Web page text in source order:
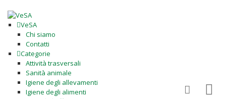
VeSA
Chi siamo
Contatti
Categorie
Attività trasversali
Sanità animale
Igiene degli allevamenti
Igiene degli alimenti